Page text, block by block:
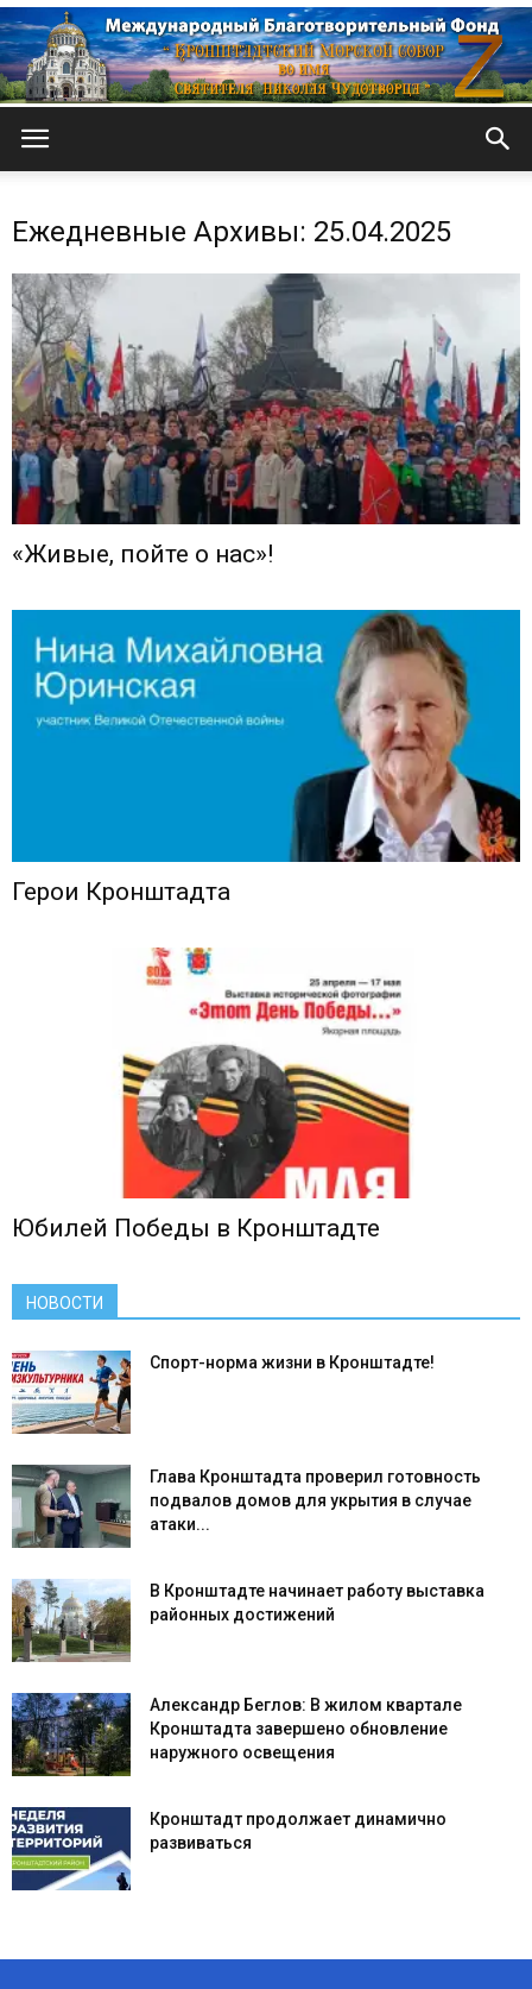
собор
Ежедневные Архивы: 25.04.2025
«Живые, пойте о нас»!
Герои Кронштадта
Юбилей Победы в Кронштадте
НОВОСТИ
Спорт-норма жизни в Кронштадте!
Глава Кронштадта проверил готовность
подвалов домов для укрытия в случае
атаки...
В Кронштадте начинает работу выставка
районных достижений
Александр Беглов: В жилом квартале
Кронштадта завершено обновление
наружного освещения
Кронштадт продолжает динамично
развиваться